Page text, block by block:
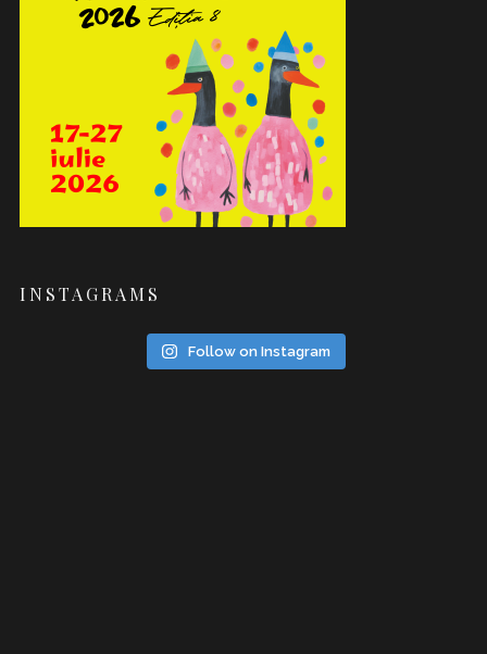
INSTAGRAMS
Follow on Instagram